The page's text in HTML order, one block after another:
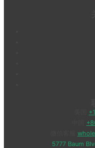
5777 Baum